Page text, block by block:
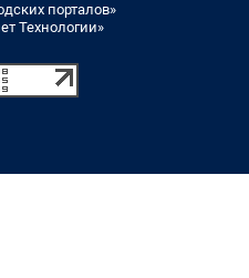
порталов»
Технологии»